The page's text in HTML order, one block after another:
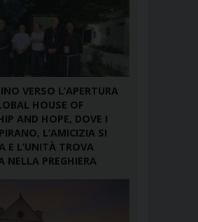
VERSO L’APERTURA
HOUSE OF
AND HOPE, DOVE I
L’AMICIZIA SI
E L’UNITÀ TROVA
NELLA PREGHIERA